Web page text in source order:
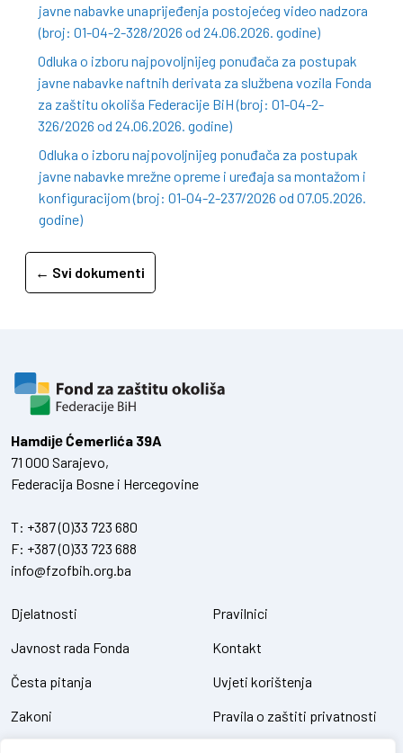
javne nabavke unaprijeđenja postojećeg video nadzora
(broj: 01-04-2-328/2026 od 24.06.2026. godine)
Odluka o izboru najpovoljnijeg ponuđača za postupak
javne nabavke naftnih derivata za službena vozila Fonda
za zaštitu okoliša Federacije BiH (broj: 01-04-2-
326/2026 od 24.06.2026. godine)
Odluka o izboru najpovoljnijeg ponuđača za postupak
javne nabavke mrežne opreme i uređaja sa montažom i
konfiguracijom (broj: 01-04-2-237/2026 od 07.05.2026.
godine)
← Svi dokumenti
Hamdiје Ćemerlića 39A
71 000 Sarajevo,
Federacija Bosne i Hercegovine
T: +387 (0)33 723 680
F: +387 (0)33 723 688
info@fzofbih.org.ba
Djelatnosti
Javnost rada Fonda
Česta pitanja
Zakoni
Pravilnici
Kontakt
Uvjeti korištenja
Pravila o zaštiti privatnosti